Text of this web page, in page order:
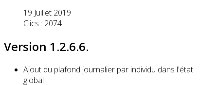
19 Juillet 2019
Clics : 2074
Version 1.2.6.6.
Ajout du plafond journalier par individu dans l'état
global